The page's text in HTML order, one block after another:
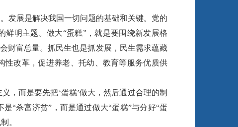
发展是解决我国一切问题的基础和关键。党的
明主题。做大“蛋糕”，就是要围绕新发展格
财富总量。抓民生也是抓发展，民生需求蕴藏
性改革，促进养老、托幼、教育等服务优质供
而是要先把‘蛋糕’做大，然后通过合理的制
“杀富济贫”，而是通过做大“蛋糕”与分好“蛋
。